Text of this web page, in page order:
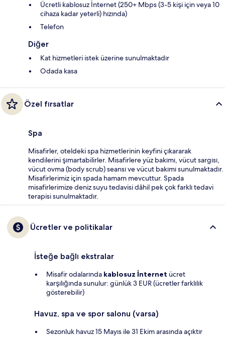
Ücretli kablosuz İnternet (250+ Mbps (3-5 kişi için veya 10
cihaza kadar yeterli) hızında)
Telefon
Diğer
Kat hizmetleri istek üzerine sunulmaktadır
Odada kasa
Özel fırsatlar
Spa
Misafirler, oteldeki spa hizmetlerinin keyfini çıkararak
kendilerini şımartabilirler. Misafirlere yüz bakımı, vücut sargısı,
vücut ovma (body scrub) seansı ve vücut bakımı sunulmaktadır.
Misafirlerimiz için spada hamam mevcuttur. Spada
misafirlerimize deniz suyu tedavisi dâhil pek çok farklı tedavi
terapisi sunulmaktadır.
Ücretler ve politikalar
İsteğe bağlı ekstralar
Misafir odalarında kablosuz İnternet ücret
karşılığında sunulur: günlük 3 EUR (ücretler farklılık
gösterebilir)
Havuz, spa ve spor salonu (varsa)
Sezonluk havuz 15 Mayıs ile 31 Ekim arasında açıktır